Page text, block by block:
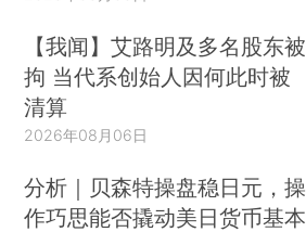
【我闻】艾路明及多名股东被
拘 当代系创始人因何此时被
清算
2026年08月06日
分析｜贝森特操盘稳日元，操
作巧思能否撬动美日货币基本